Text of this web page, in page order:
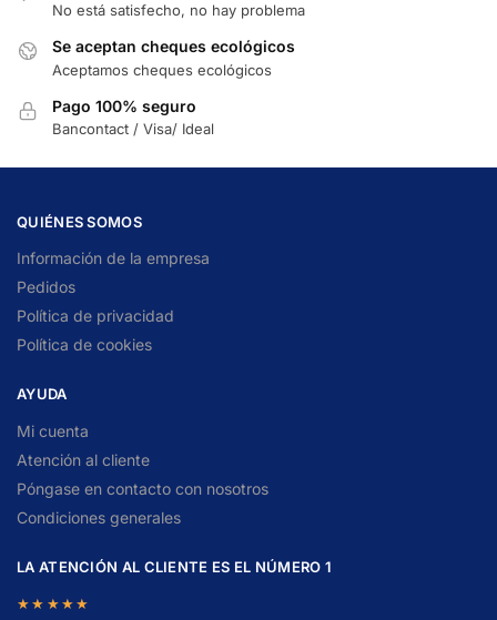
No está satisfecho, no hay problema
Se aceptan cheques ecológicos
Aceptamos cheques ecológicos
Pago 100% seguro
Bancontact / Visa/ Ideal
QUIÉNES SOMOS
Información de la empresa
Pedidos
Política de privacidad
Política de cookies
AYUDA
Mi cuenta
Atención al cliente
Póngase en contacto con nosotros
Condiciones generales
LA ATENCIÓN AL CLIENTE ES EL NÚMERO 1
★★★★★